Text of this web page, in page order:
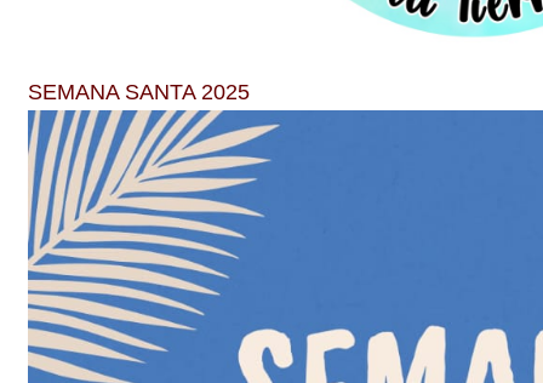
SEMANA SANTA 2025